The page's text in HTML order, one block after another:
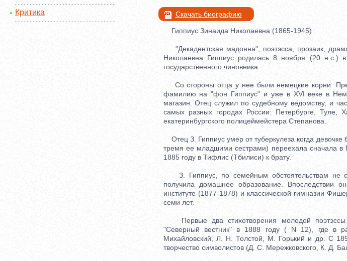
Критика Скачать биографию
Гиппиус Зинаида Николаевна (1865-1945)
"Декадентская мадонна", поэтэсса, прозаик,
Николаевна Гиппиус родилась 8 ноября (20 н.с.)
государственного чиновника.
Со стороны отца у нее были немецкие корни.
фамилию на "фон Гиппиус" и уже в XVI веке в
магазин. Отец служил по судебному ведомству, и
самых разных городах России: Петербурге, Туле,
екатеринбургского полицеймейстера Степанова.
Отец З. Гиппиус умер от туберкулеза когда
тремя ее младшими сестрами) переехала сначала в
1885 году в Тифлис (Тбилиси) к брату.
З. Гиппиус, по семейным обстоятельствам не
получила домашнее образование. Впоследствии
институте (1877-1878) и классической гимназии
семи лет.
Первые два стихотворения молодой поэтэссы
"Северный вестник" в 1888 году ( N 12), где в
Михайловский, Л. Н. Толстой, М. Горький и др. С
творчество символистов (Д. С. Мережковского, К. Д.